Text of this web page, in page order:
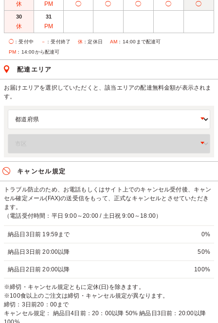
休 PM ◯ ◯ ◯ ◯ ◯
30
休
31
PM
◯ ：受付中 － ：受付終了 休 ：定休日 AM ：14:00まで配達可
PM ：14:00から配達可
配達エリア
お届けエリアを選択していただくと、該当エリアの配達無料金額が表示されま
す。
キャンセル規定
トラブル防止のため、お電話もしくはサイト上でのキャンセル受付後、キャン
セル確定メール(FAX)の送受信をもって、正式なキャンセルとさせていただき
ます。
（電話受付時間：平日 9:00～20:00 / 土日祝 9:00～18:00）
納品日3日前 19:59まで 0%
納品日3日前 20:00以降 50%
納品日2日前 20:00以降 100%
※締切・キャンセル規定ともに定休(日)を除きます。
※100食以上のご注文は締切・キャンセル規定が異なります。
締切：3日前20：00まで
キャンセル規定： 納品日4日前：20：00以降 50% 納品日3日前：20:00以降